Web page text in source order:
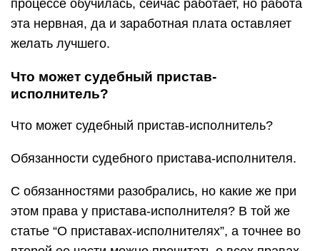
процессе обучилась, сейчас работает, но работа
эта нервная, да и заработная плата оставляет
желать лучшего.
Что может судебный пристав-
исполнитель?
Что может судебный пристав-исполнитель?
Обязанности судебного пристава-исполнителя.
С обязанностями разобрались, но какие же при
этом права у пристава-исполнителя? В той же
статье “О приставах-исполнителях”, а точнее во